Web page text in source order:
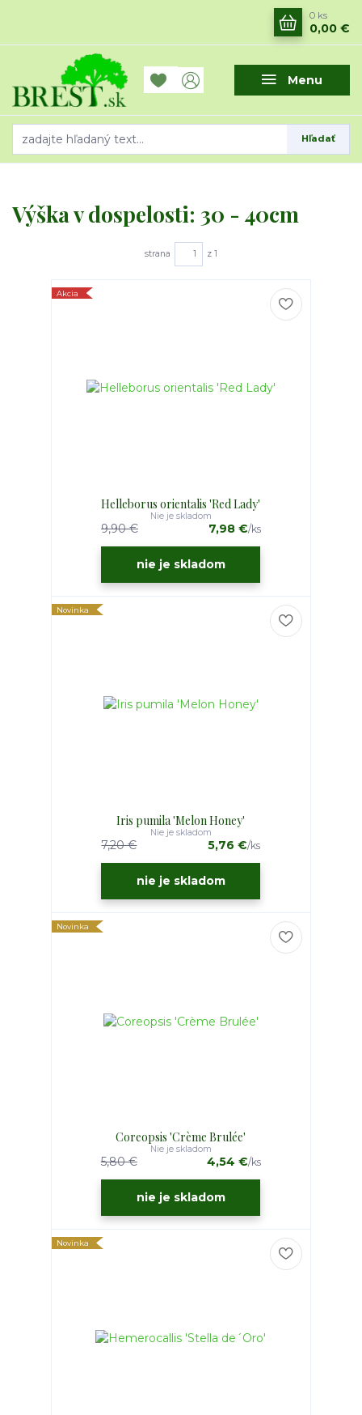
Menu
Hľadať
0 ks
0,00 €
Výška v dospelosti: 30 - 40cm
strana z 1
Akcia
Helleborus orientalis 'Red Lady'
9,90 € 7,98 €/ks
Nie je skladom
nie je skladom
Novinka
Iris pumila 'Melon Honey'
7,20 € 5,76 €/ks
Nie je skladom
nie je skladom
Novinka
Coreopsis 'Crème Brulée'
5,80 € 4,54 €/ks
Nie je skladom
nie je skladom
Novinka